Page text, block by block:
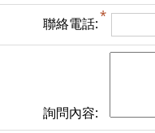
聯絡電話:
詢問內容: